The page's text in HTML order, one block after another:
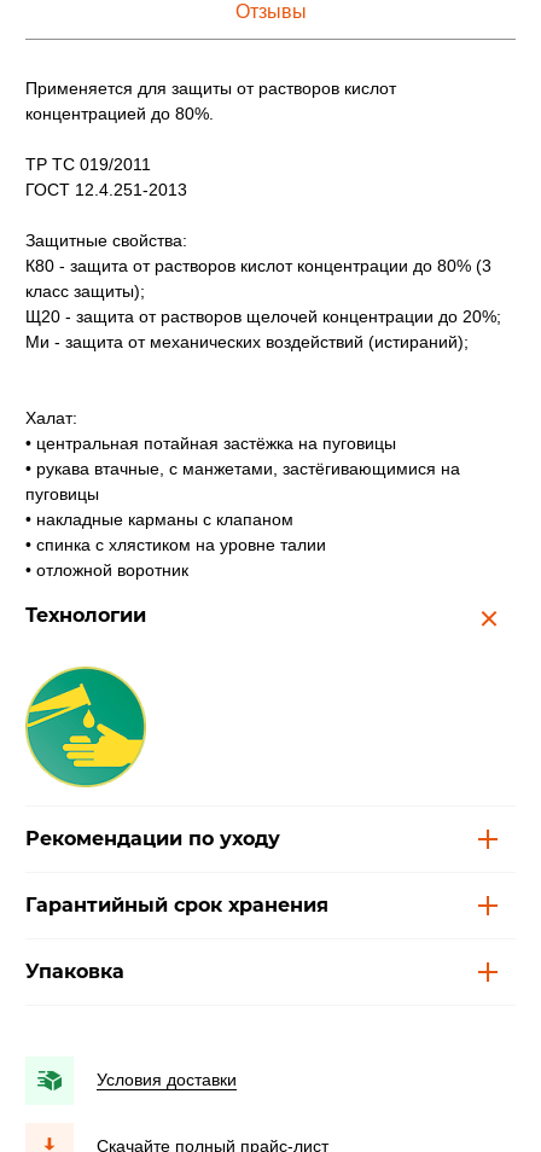
Отзывы
Применяется для защиты от растворов кислот
концентрацией до 80%.
ТР ТС 019/2011
ГОСТ 12.4.251-2013
Защитные свойства:
К80 - защита от растворов кислот концентрации до 80% (3
класс защиты);
Щ20 - защита от растворов щелочей концентрации до 20%;
Ми - защита от механических воздействий (истираний);
Халат:
• центральная потайная застёжка на пуговицы
• рукава втачные, с манжетами, застёгивающимися на
пуговицы
• накладные карманы с клапаном
• спинка с хлястиком на уровне талии
• отложной воротник
Технологии
Рекомендации по уходу
Гарантийный срок хранения
Упаковка
Условия доставки
Скачайте полный прайс-лист